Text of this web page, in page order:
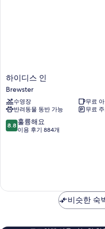
진
모
두
보
기
하
이
디
스
인
Brewster
하이디스 인
Brewster
수영장
무료
반려동물 동반 가능
무료
10
점
륭
용
8.8 훌륭해요
이용 후기 884개
비슷한 숙